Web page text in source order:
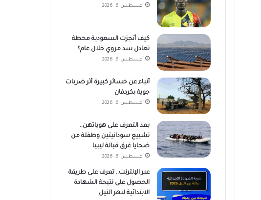
أغسطس 6, 2026
كيف أنجزت السعودية محطة
تعادل سد مروي خلال عام؟
أغسطس 6, 2026
أنباء عن خسائر كبيرة أثر ضربات
جوية بكردفان
أغسطس 6, 2026
بعد التعرف على هوياتهن..
تشييع سودانيتين وطفلة من
ضحايا غرق قبالة ليبيا
أغسطس 6, 2026
عبر الإنترنت.. تعرف على طريقة
الحصول على نتيجة الشهادة
الابتدائية لنهر النيل